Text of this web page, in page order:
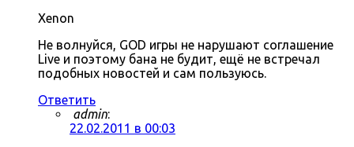
Xenon
Не волнуйся, GOD игры не нарушают соглашение
Live и поэтому бана не будит, ещё не встречал
подобных новостей и сам пользуюсь.
Ответить
admin:
22.02.2011 в 00:03